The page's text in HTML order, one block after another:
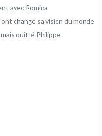
avec Romina
changé sa vision du monde
quitté Philippe